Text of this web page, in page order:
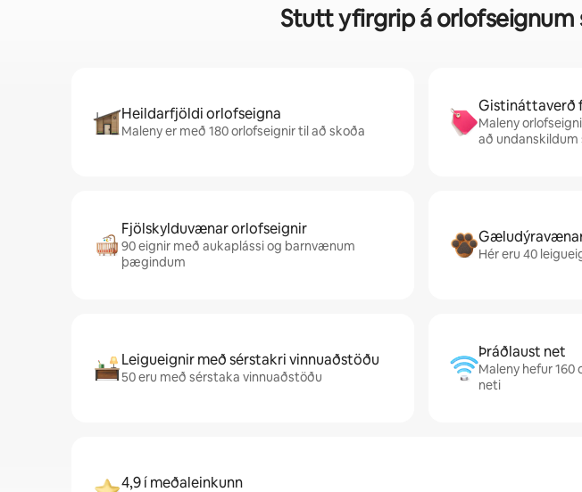
Stutt yfirgrip á orlofseignum
Heildarfjöldi orlofseigna
Maleny er með 180 orlofseignir til að skoða
Gistináttaverð
Maleny
að
Fjölskylduvænar orlofseignir
90 eignir með aukaplássi og barnvænum
þægindum
Hér eru 40
Leigueignir með sérstakri vinnuaðstöðu
50 eru með sérstaka vinnuaðstöðu
Þráðlaust net
Maleny hefur
neti
4,9 í meðaleinkunn